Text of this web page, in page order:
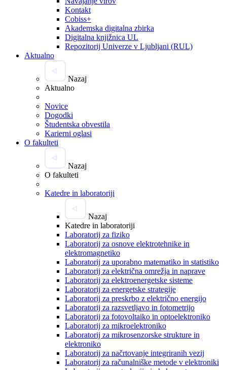
Kontakt
Cobiss+
Akademska digitalna zbirka
Digitalna knjižnica UL
Repozitorij Univerze v Ljubljani (RUL)
Aktualno
Nazaj
Aktualno
Novice
Dogodki
Študentska obvestila
Karierni oglasi
O fakulteti
Nazaj
O fakulteti
Katedre in laboratoriji
Nazaj
Katedre in laboratoriji
Laboratorij za fiziko
Laboratorij za osnove elektrotehnike in
elektromagnetiko
Laboratorij za uporabno matematiko in statistiko
Laboratorij za električna omrežja in naprave
Laboratorij za elektroenergetske sisteme
Laboratorij za energetske strategije
Laboratorij za preskrbo z električno energijo
Laboratorij za razsvetljavo in fotometrijo
Laboratorij za fotovoltaiko in optoelektroniko
Laboratorij za mikroelektroniko
Laboratorij za mikrosenzorske strukture in
elektroniko
Laboratorij za načrtovanje integriranih vezij
Laboratorij za računalniške metode v elektroniki